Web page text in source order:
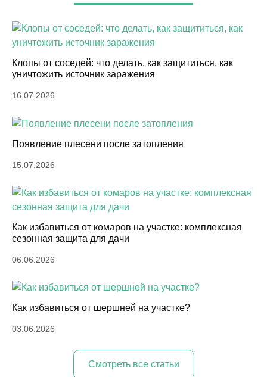
Клопы от соседей: что делать, как защититься, как
уничтожить источник заражения
16.07.2026
Появление плесени после затопления
15.07.2026
Как избавиться от комаров на участке: комплексная
сезонная защита для дачи
06.06.2026
Как избавиться от шершней на участке?
03.06.2026
Cмотреть все статьи